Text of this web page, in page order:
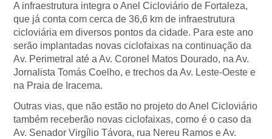
A infraestrutura integra o Anel Cicloviário de Fortaleza,
que já conta com cerca de 36,6 km de infraestrutura
cicloviária em diversos pontos da cidade. Para este ano
serão implantadas novas ciclofaixas na continuação da
Av. Perimetral até a Av. Coronel Matos Dourado, na Av.
Jornalista Tomás Coelho, e trechos da Av. Leste-Oeste e
na Praia de Iracema.
Outras vias, que não estão no projeto do Anel Cicloviário
também receberão novas ciclofaixas, como é o caso da
Av. Senador Virgílio Távora, rua Nereu Ramos e Av.